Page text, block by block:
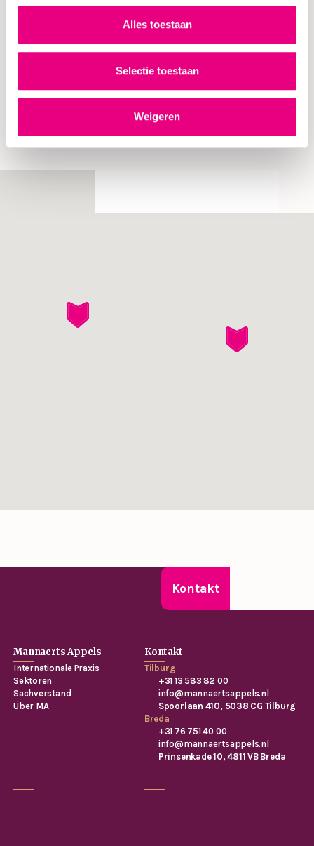
Alles toestaan
Selectie toestaan
Weigeren
te raadplegen.
Kontakt
Mannaerts Appels
Internationale Praxis
Sektoren
Sachverstand
Über MA
Kontakt
Tilburg
+31 13 583 82 00
info@mannaertsappels.nl
Spoorlaan 410, 5038 CG Tilburg
Breda
+31 76 751 40 00
info@mannaertsappels.nl
Prinsenkade 10, 4811 VB Breda